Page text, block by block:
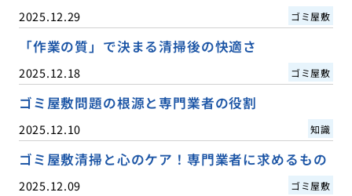
2025.12.29 ゴミ屋敷
「作業の質」で決まる清掃後の快適さ
2025.12.18 ゴミ屋敷
ゴミ屋敷問題の根源と専門業者の役割
2025.12.10 知識
ゴミ屋敷清掃と心のケア！専門業者に求めるもの
2025.12.09 ゴミ屋敷